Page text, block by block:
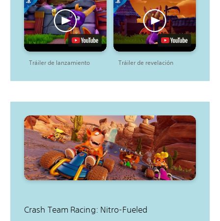
Tráiler de lanzamiento Tráiler de revelación
Crash Team Racing: Nitro-Fueled